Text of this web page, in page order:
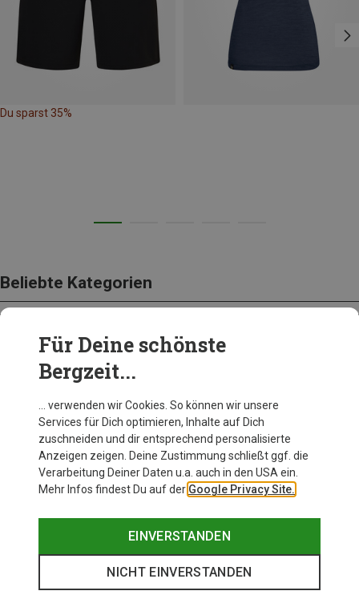
Du sparst 35%
Beliebte Kategorien
BEKLEIDUNG
Für Deine schönste
Bergzeit...
… verwenden wir Cookies. So können wir unsere
Services für Dich optimieren, Inhalte auf Dich
zuschneiden und dir entsprechend personalisierte
Anzeigen zeigen. Deine Zustimmung schließt ggf. die
Verarbeitung Deiner Daten u.a. auch in den USA ein.
Mehr Infos findest Du auf der Google Privacy Site.
EINVERSTANDEN
NICHT EINVERSTANDEN